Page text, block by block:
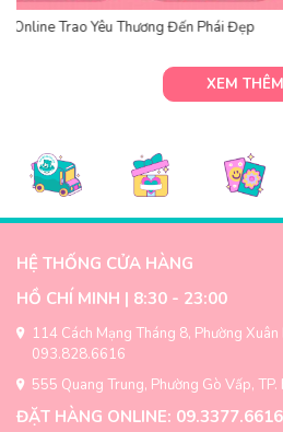
Hình ảnh 4 shop Gấu Bông Online HCM
XEM THÊM
HỆ THỐNG CỬA HÀNG
HỒ CHÍ MINH | 8:30 - 23:00
114 Cách Mạng Tháng 8, Phường
093.828.6616
555 Quang Trung, Phường Gò Vấp,
ĐẶT HÀNG ONLINE: 09.3377.6616